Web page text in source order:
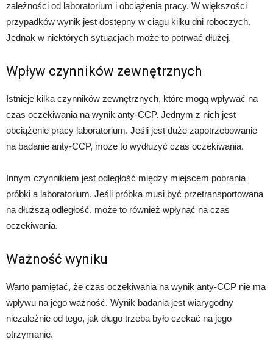
zależności od laboratorium i obciążenia pracy. W większości
przypadków wynik jest dostępny w ciągu kilku dni roboczych.
Jednak w niektórych sytuacjach może to potrwać dłużej.
Wpływ czynników zewnętrznych
Istnieje kilka czynników zewnętrznych, które mogą wpływać na
czas oczekiwania na wynik anty-CCP. Jednym z nich jest
obciążenie pracy laboratorium. Jeśli jest duże zapotrzebowanie
na badanie anty-CCP, może to wydłużyć czas oczekiwania.
Innym czynnikiem jest odległość między miejscem pobrania
próbki a laboratorium. Jeśli próbka musi być przetransportowana
na dłuższą odległość, może to również wpłynąć na czas
oczekiwania.
Ważność wyniku
Warto pamiętać, że czas oczekiwania na wynik anty-CCP nie ma
wpływu na jego ważność. Wynik badania jest wiarygodny
niezależnie od tego, jak długo trzeba było czekać na jego
otrzymanie.